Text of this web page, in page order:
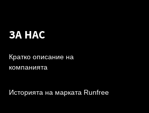
ЗА НАС
Кратко описание на
компанията
Историята на марката Runfree